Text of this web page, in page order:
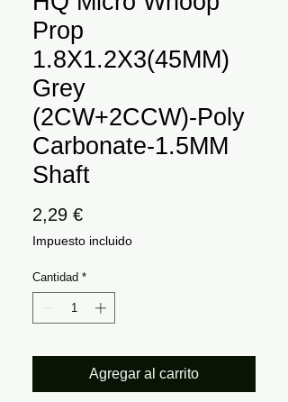
Prop
1.8X1.2X3(45MM)
Grey
(2CW+2CCW)-Poly
Carbonate-1.5MM
Shaft
2,29 €Precio
Impuesto incluido
Cantidad *
Agregar al carrito